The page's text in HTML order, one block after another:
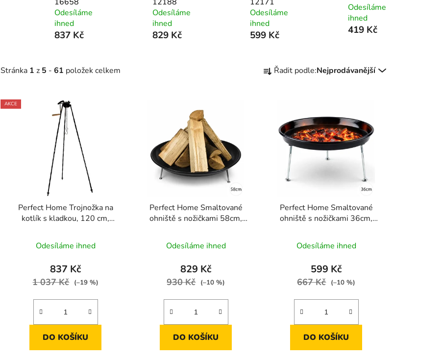
Odesíláme
ihned
837 Kč
Odesíláme
ihned
829 Kč
Odesíláme
ihned
599 Kč
Odesíláme
ihned
419 Kč
Stránka 1 z 5 - 61 položek celkem
a Řadit podle:Nejprodávanější
V
ý
AKCE
Perfect Home Trojnožka na
kotlík s kladkou, 120 cm,
Odesíláme ihned
837 Kč
1 037 Kč (–19 %)
DO KOŠÍKU
Perfect Home Smaltované
ohniště s nožičkami 58cm,
Odesíláme ihned
829 Kč
930 Kč (–10 %)
DO KOŠÍKU
Perfect Home Smaltované
ohniště s nožičkami 36cm,
Odesíláme ihned
599 Kč
667 Kč (–10 %)
DO KOŠÍKU